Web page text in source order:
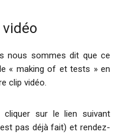
nous sommes dit que ce
« making of et tests » en
clip vidéo.
sur le lien suivant
pas déjà fait) et rendez-